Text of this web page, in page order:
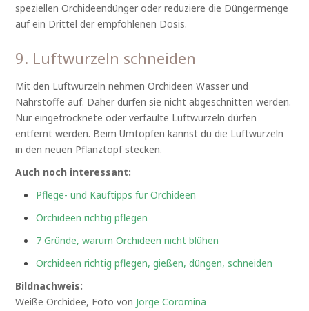
speziellen Orchideendünger oder reduziere die Düngermenge
auf ein Drittel der empfohlenen Dosis.
9. Luftwurzeln schneiden
Mit den Luftwurzeln nehmen Orchideen Wasser und
Nährstoffe auf. Daher dürfen sie nicht abgeschnitten werden.
Nur eingetrocknete oder verfaulte Luftwurzeln dürfen
entfernt werden. Beim Umtopfen kannst du die Luftwurzeln
in den neuen Pflanztopf stecken.
Auch noch interessant:
Pflege- und Kauftipps für Orchideen
Orchideen richtig pflegen
7 Gründe, warum Orchideen nicht blühen
Orchideen richtig pflegen, gießen, düngen, schneiden
Bildnachweis:
Weiße Orchidee, Foto von Jorge Coromina